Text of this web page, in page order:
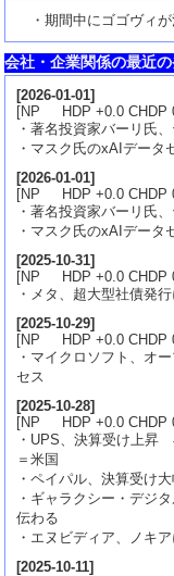
・期間中にゴゴヴィが
会社・企業関係の最近
[2026-01-01]
[NP HDP +0.0 CHDP
・著名投資家バーリ氏
・マスク氏のxAIデータ
[2026-01-01]
[NP HDP +0.0 CHDP
・著名投資家バーリ氏
・マスク氏のxAIデータ
[2025-10-31]
[NP HDP +0.0 CHDP
・メタ、超大型社債発
[2025-10-29]
[NP HDP +0.0 CHDP
・マイクロソフト、オ
セス
[2025-10-28]
[NP HDP +0.0 CHDP
・UPS、決算受け上昇
＝米国
・ペイパル、決算受け
・ギャラクシー・デジ
伝わる
・エヌビディア、ノキ
[2025-10-11]